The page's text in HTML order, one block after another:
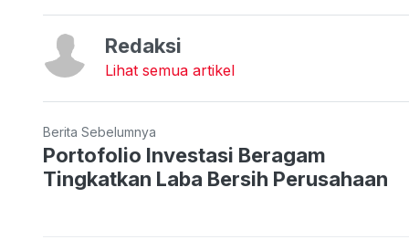
Redaksi
Lihat semua artikel
Berita Sebelumnya
Portofolio Investasi Beragam
Tingkatkan Laba Bersih Perusahaan